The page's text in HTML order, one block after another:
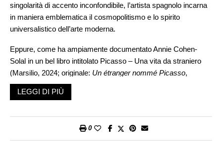
singolarità di accento inconfondibile, l’artista spagnolo incarna
in maniera emblematica il cosmopolitismo e lo spirito
universalistico dell’arte moderna.
Eppure, come ha ampiamente documentato Annie Cohen-
Solal in un bel libro intitolato Picasso – Una vita da straniero
(Marsilio, 2024; originale: Un étranger nommé Picasso,
Fayard, 2021), per gran parte della sua vita Picasso ha dovuto
sottostare, in quanto straniero, alle limitazioni impostegli da
burocrazie. Questa condizione non caratterizza solo gli esordi
LEGGI DI PIÙ
0